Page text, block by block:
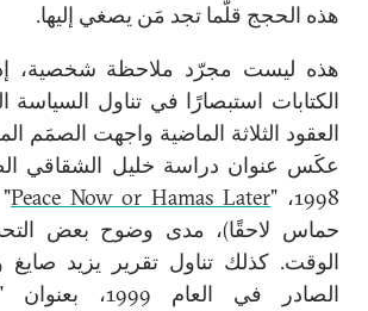
هذه الحجج قلّما تجد مَن يصغي إليها.
هذه ليست مجرّد ملاحظة شخصية،
الكتابات استبصارًا في تناول السياسة
العقود الثلاثة الماضية واجهت الصمَم
عكَس عنوان دراسة خليل الشقاقي
1998، "
Peace Now or Hamas Later
حماس لاحقًا)، مدى وضوح بعض
الوقت. كذلك تناول تقرير يزيد
الصادر في العام 1999، بعنوان "